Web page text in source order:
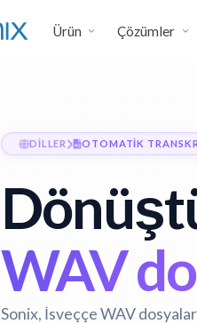
Ürün Çözümler
DILLER OTOMATIK
WAV
Sonix, İsveççe WAV